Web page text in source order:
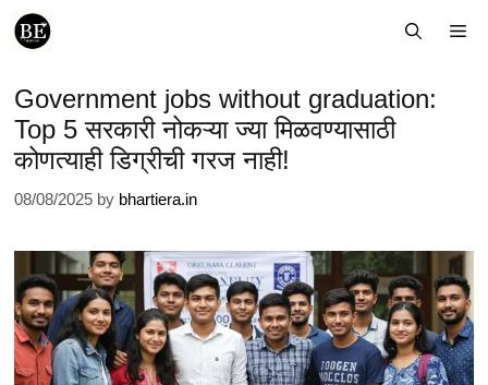
Skip
Government jobs without graduation:
Top 5 सरकारी नोकऱ्या ज्या मिळवण्यासाठी
कोणत्याही डिग्रीची गरज नाही!
08/08/2025 by bhartiera.in